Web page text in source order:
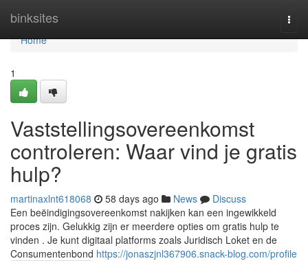
binksites
Home
Home
1
Vaststellingsovereenkomst
controleren: Waar vind je gratis
hulp?
martinaxlnt618068 58 days ago News
Discuss
Een beëindigingsovereenkomst nakijken kan een ingewikkeld
proces zijn. Gelukkig zijn er meerdere opties om gratis hulp te
vinden . Je kunt digitaal platforms zoals Juridisch Loket en de
Consumentenbond https://jonaszjnl367906.snack-blog.com/profile